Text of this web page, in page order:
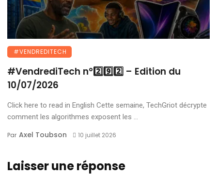
#VENDREDITECH
#VendrediTech n°2️⃣9️⃣2️⃣ – Edition du
10/07/2026
Click here to read in English Cette semaine, TechGriot décrypte
comment les algorithmes exposent les ...
Par Axel Toubson 10 juillet 2026
Laisser une réponse